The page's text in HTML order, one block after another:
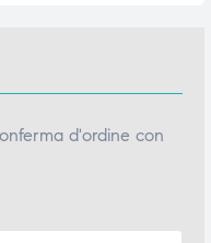
d'ordine con